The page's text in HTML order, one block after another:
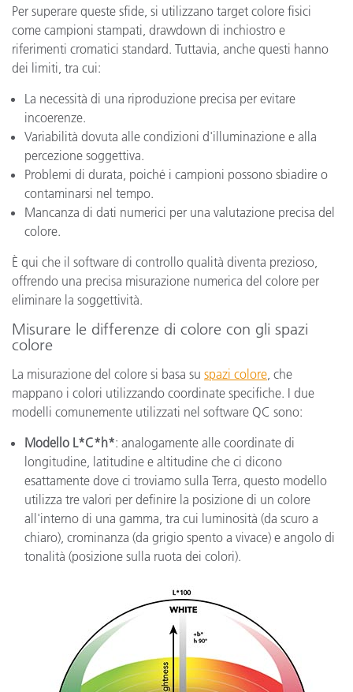
Per superare queste sfide, si utilizzano target colore fisici
come campioni stampati, drawdown di inchiostro e
riferimenti cromatici standard. Tuttavia, anche questi hanno
dei limiti, tra cui:
La necessità di una riproduzione precisa per evitare
incoerenze.
Variabilità dovuta alle condizioni d'illuminazione e alla
percezione soggettiva.
Problemi di durata, poiché i campioni possono sbiadire o
contaminarsi nel tempo.
Mancanza di dati numerici per una valutazione precisa del
colore.
È qui che il software di controllo qualità diventa prezioso,
offrendo una precisa misurazione numerica del colore per
eliminare la soggettività.
Misurare le differenze di colore con gli spazi
colore
La misurazione del colore si basa su spazi colore, che
mappano i colori utilizzando coordinate specifiche. I due
modelli comunemente utilizzati nel software QC sono:
Modello L*C*h*: analogamente alle coordinate di
longitudine, latitudine e altitudine che ci dicono
esattamente dove ci troviamo sulla Terra, questo modello
utilizza tre valori per definire la posizione di un colore
all'interno di una gamma, tra cui luminosità (da scuro a
chiaro), crominanza (da grigio spento a vivace) e angolo di
tonalità (posizione sulla ruota dei colori).